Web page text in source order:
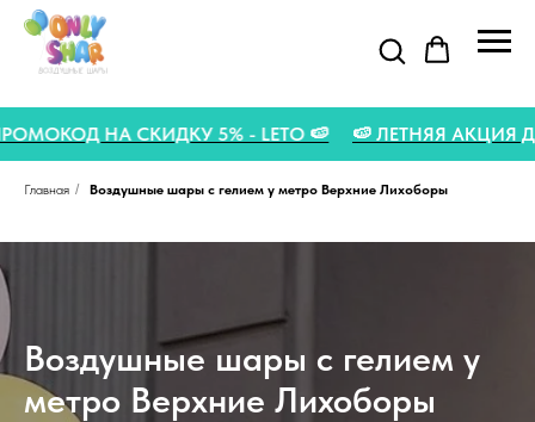
🍉 🍉 ПРОМОКОД НА СКИДКУ 5% - LETO 🍉 🍉
Главная / Воздушные шары с гелием у метро Верхние Лихоборы
Воздушные шары с гелием у
метро Верхние Лихоборы